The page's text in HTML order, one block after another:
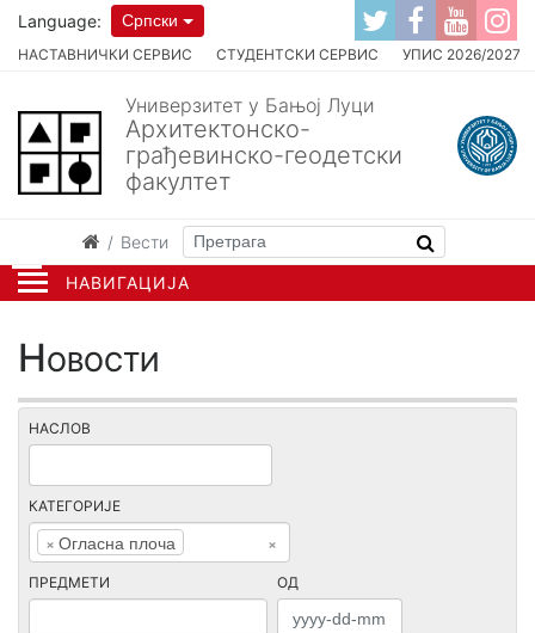
НАВИГАЦИЈА
НАСТАВНИЧКИ СЕРВИС СТУДЕНТСКИ СЕРВИС УПИС 2026/2027
Language: Српски
Универзитет у Бањој Луци
Архитектонско-
грађевинско-геодетски
факултет
Вести
Новости
НАСЛОВ
КАТЕГОРИЈЕ
×
× Огласна плоча
ПРЕДМЕТИ ОД